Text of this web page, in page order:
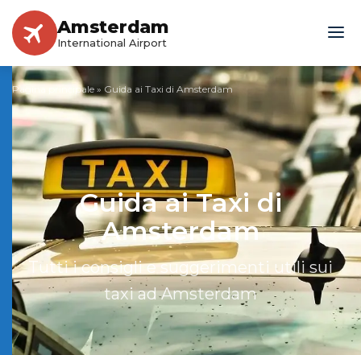
Amsterdam
International Airport
Pagina principale » Guida ai Taxi di Amsterdam
Guida ai Taxi di
Amsterdam
Tutti i consigli e suggerimenti utili sui
taxi ad Amsterdam